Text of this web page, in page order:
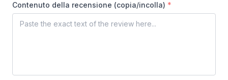
Contenuto della recensione (copia/incolla) *